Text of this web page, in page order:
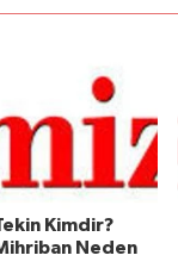
Kimdir?
Neden